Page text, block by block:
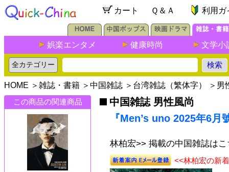
カート Ｑ＆Ａ 利用ガ
娯楽エンタメ 健康時尚 文学小
HOME ＞ 雑誌・書籍 ＞ 中国雑誌 ＞ 台湾雑誌（繁体字） ＞ 男
この商品の関連商品
中国雑誌 男性風尚
『Men’s uno 2025年6
林柏宏>> 掲載の中国雑誌はこ
<<林柏宏の新